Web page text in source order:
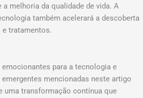
melhoria da qualidade de vida. A
também acelerará a descoberta
tratamentos.
para a tecnologia e
mencionadas neste artigo
uma transformação contínua que